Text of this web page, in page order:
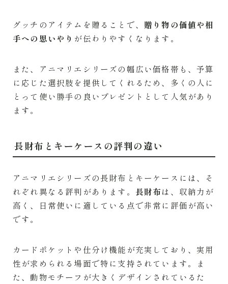
グッチのアイテムを贈ることで、 贈り物の価値や相
手への思いやり が伝わりやすくなります。
また、アニマリエシリーズの幅広い価格帯も、予算
に応じた選択肢を提供してくれるため、多くの人に
とって使い勝手の良いプレゼントとして人気があり
ます。
長財布とキーケースの評判の違い
アニマリエシリーズの長財布とキーケースには、そ
れぞれ異なる評判があります。 長財布は、収納力が
高く、日常使いに適している点で非常に評価が高い
です。
カードポケットや仕分け機能が充実しており、実用
性が求められる場面で特に支持されています。ま
た、動物モチーフが大きくデザインされているた